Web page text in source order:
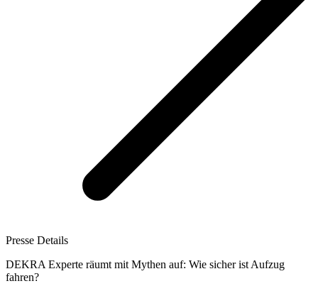
Presse Details
DEKRA Experte räumt mit Mythen auf: Wie sicher ist Aufzug
fahren?